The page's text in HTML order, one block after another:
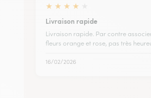
★ ★ ★ ★
Livraison rapide
Livraison rapide. Par contre
fleurs orange et rose, pas très
16/02/2026